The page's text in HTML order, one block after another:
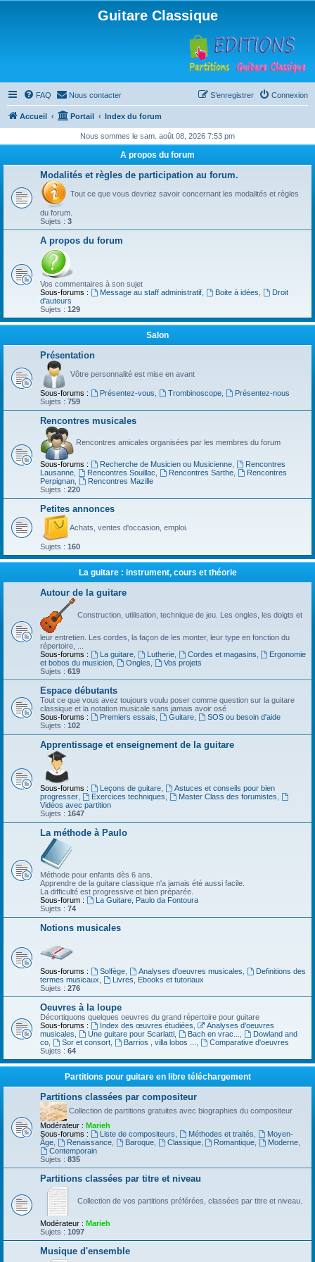
Guitare Classique
FAQ Nous contacter Connexion
S’enregistrer
Accueil Portail Index du forum
Nous sommes le sam. août 08, 2026 7:53 pm
A propos du forum
Modalités et règles de participation au forum.
Tout ce que vous devriez savoir concernant les modalités et règles
du forum.
Sujets : 3
A propos du forum
Vos commentaires à son sujet
Sous-forums :
Message au staff administratif, Boite à idées
Droit
d'auteurs
Sujets : 129
Salon
Présentation
Vôtre personnalité est mise en avant
Sous-forums : Présentez-vous Trombinoscope,
Présentez-nous
Sujets : 759
Rencontres musicales
Rencontres amicales organisées par les membres du forum
Sous-forums : Recherche de Musicien ou Musicienne,
Rencontres
Lausanne
Rencontres Souillac Rencontres Sarthe,
Rencontres
Perpignan
Rencontres Mazille
Sujets : 220
Petites annonces
Achats, ventes d'occasion, emploi.
Sujets : 160
La guitare : instrument, cours et théorie
Autour de la guitare
Construction, utilisation, technique de jeu. Les ongles, les doigts et
leur entretien. Les cordes, la façon de les monter, leur type en fonction du
répertoire, ...
Sous-forums :
La guitare, Lutherie, Cordes et magasins
Ergonomie
et bobos du musicien
Ongles
Vos projets
Sujets : 619
Espace débutants
Tout ce que vous avez toujours voulu poser comme question sur la guitare
classique et la notation musicale sans jamais avoir osé
Sous-forums :
Premiers essais Guitare,
SOS ou besoin d'aide
Sujets : 102
Apprentissage et enseignement de la guitare
Sous-forums : Leçons de guitare,
Astuces et conseils pour bien
progresser
Exercices techniques Master Class des forumistes
Vidéos avec partition
Sujets : 1647
La méthode à Paulo
Méthode pour enfants dès 6 ans.
Apprendre de la guitare classique n'a jamais été aussi facile.
La difficulté est progressive et bien préparée.
Sous-forum :
La Guitare, Paulo da Fontoura
Sujets : 74
Notions musicales
Sous-forums : Solfège, Analyses d'oeuvres musicales
Definitions des
termes musicaux
Livres, Ebooks et tutoriaux
Sujets : 276
Oeuvres à la loupe
Décortiquons quelques oeuvres du grand répertoire pour guitare
Sous-forums :
Index des œuvres étudiées
Analyses d'oeuvres
musicales
Une guitare pour Scarlatti, Bach en vrac...
Dowland and
co
Sor et consort, Barrios , villa lobos ...
Comparative d'oeuvres
Sujets : 64
Partitions pour guitare en libre téléchargement
Partitions classées par compositeur
Collection de partitions gratuites avec biographies du compositeur
Modérateur : Marieh
Sous-forums :
Liste de compositeurs Méthodes et traités
Moyen-
Âge
Renaissance, Baroque, Classique, Romantique Moderne
Contemporain
Sujets : 835
Partitions classées par titre et niveau
Collection de vos partitions préférées, classées par titre et niveau.
Modérateur : Marieh
Sujets : 1097
Musique d'ensemble